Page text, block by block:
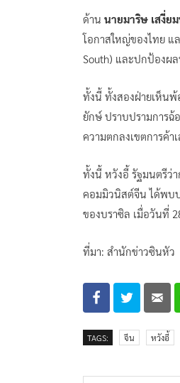
ด้าน นายมาริษ เสงี่ย
โอกาสใหญ่ของไทย แ
South) และปกป้องผ
ทั้งนี้ ทั้งสองฝ่ายเห็นพ้
ยักษ์ ปราบปรามการ
ความตกลงเขตการค้า
ทั้งนี้ หวังอี้ รัฐมนตรีว่า
คอมมิวนิสต์จีน ได้พบป
ของบราซิล เมื่อวันที่
ที่มา: สำนักข่าวซินหัว
TAGS: จีน หวังอี้